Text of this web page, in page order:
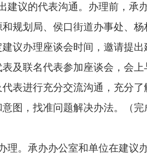
建议的代表沟通。办理前，承
规划局、侯口街道办事处、
议办理座谈会时间，邀请提
及联名代表参加座谈会，会
表进行充分交流沟通，充分
图，找准问题解决办法。（完
理。承办办公室和单位在建议